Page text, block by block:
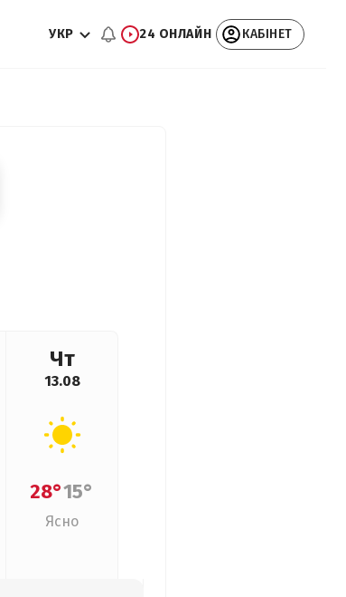
УКР 24 ОНЛАЙН КАБІНЕТ
Чт
13.08
28°15°
Ясно